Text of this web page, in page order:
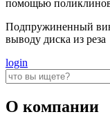
помощью
Подпружиненный
выводу диска из реза
login
О компании